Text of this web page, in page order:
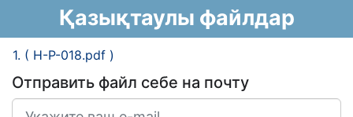
Қазықтаулы файлдар
1. ( H-P-018.pdf )
Отправить файл себе на почту